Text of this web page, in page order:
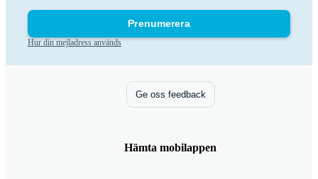
Prenumerera
Hur din mejladress används
Ge oss feedback
Hämta mobilappen